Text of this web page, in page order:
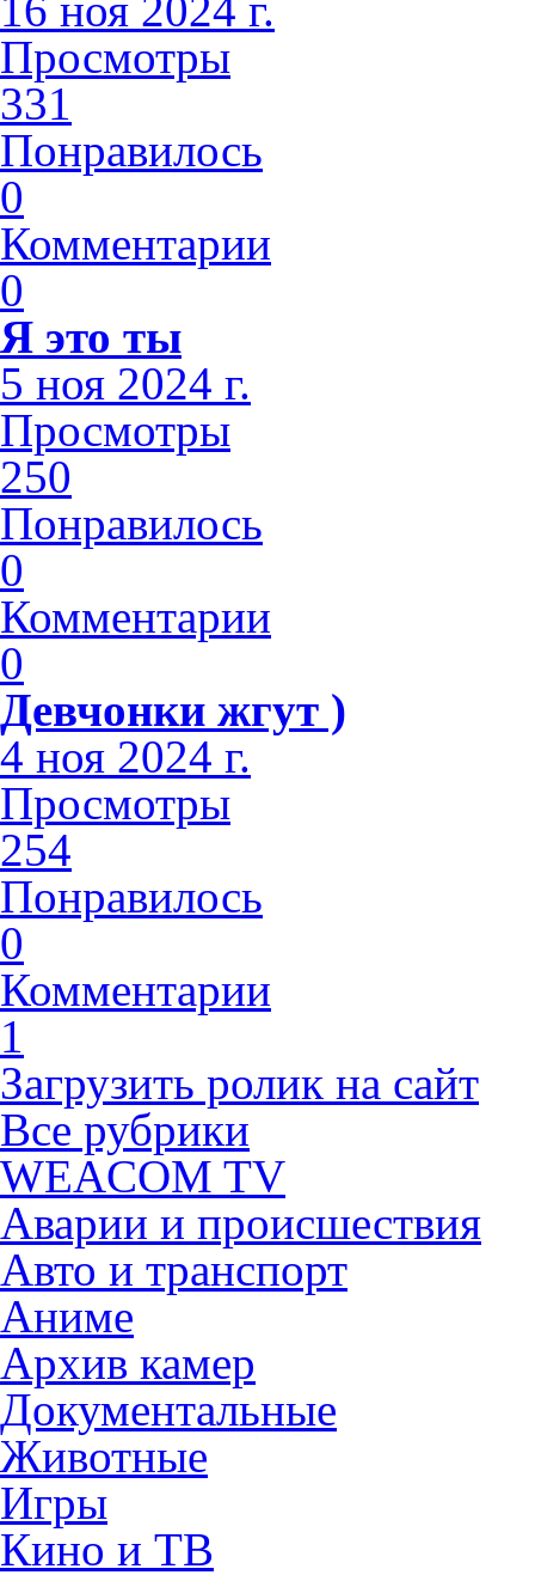
Просмотры
331
Понравилось
0
Комментарии
0
Я это ты
5 ноя 2024 г.
Просмотры
250
Понравилось
0
Комментарии
0
Девчонки жгут )
4 ноя 2024 г.
Просмотры
254
Понравилось
0
Комментарии
1
Загрузить ролик на сайт
Все рубрики
WEACOM TV
Аварии и происшествия
Авто и транспорт
Аниме
Архив камер
Документальные
Животные
Игры
Кино и ТВ